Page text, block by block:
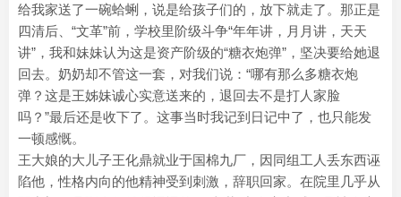
给我家送了一碗蛤蜊，说是给孩子们的，放下就走了。那正是
四清后、“文革”前，学校里阶级斗争“年年讲，月月讲，天天
讲”，我和妹妹认为这是资产阶级的“糖衣炮弹”，坚决要给她退
回去。奶奶却不管这一套，对我们说：“哪有那么多糖衣炮
弹？这是王姊妹诚心实意送来的，退回去不是打人家脸
吗？”最后还是收下了。这事当时我记到日记中了，也只能发
一顿感慨。
王大娘的大儿子王化鼎就业于国棉九厂，因同组工人丢东西诬
陷他，性格内向的他精神受到刺激，辞职回家。在院里几乎从